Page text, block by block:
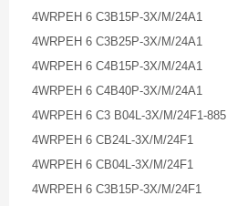
4WRPEH 6 C3B15P-3X/M/24A1
4WRPEH 6 C3B25P-3X/M/24A1
4WRPEH 6 C4B15P-3X/M/24A1
4WRPEH 6 C4B40P-3X/M/24A1
4WRPEH 6 C3 B04L-3X/M/24F1-885
4WRPEH 6 CB24L-3X/M/24F1
4WRPEH 6 CB04L-3X/M/24F1
4WRPEH 6 C3B15P-3X/M/24F1